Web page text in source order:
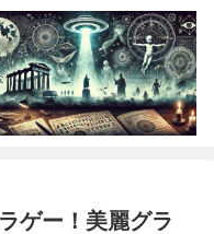
ゲー！美麗グラ